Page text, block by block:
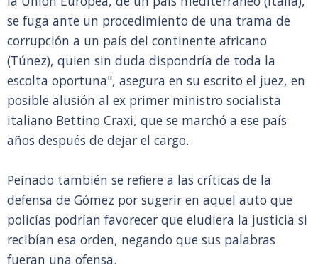
se fuga ante un procedimiento de una trama de
corrupción a un país del continente africano
(Túnez), quien sin duda dispondría de toda la
escolta oportuna", asegura en su escrito el juez, en
posible alusión al ex primer ministro socialista
italiano Bettino Craxi, que se marchó a ese país
años después de dejar el cargo.
Peinado también se refiere a las críticas de la
defensa de Gómez por sugerir en aquel auto que
policías podrían favorecer que eludiera la justicia si
recibían esa orden, negando que sus palabras
fueran una ofensa.